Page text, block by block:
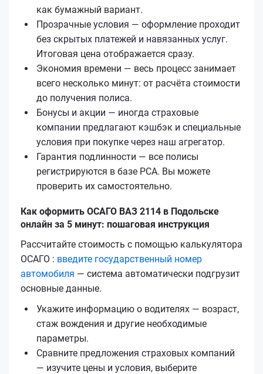
как бумажный вариант.
Прозрачные условия — оформление проходит
без скрытых платежей и навязанных услуг.
Итоговая цена отображается сразу.
Экономия времени — весь процесс занимает
всего несколько минут: от расчёта стоимости
до получения полиса.
Бонусы и акции — иногда страховые
компании предлагают кэшбэк и специальные
условия при покупке через наш агрегатор.
Гарантия подлинности — все полисы
регистрируются в базе РСА. Вы можете
проверить их самостоятельно.
Как оформить ОСАГО ВАЗ 2114 в Подольске
онлайн за 5 минут: пошаговая инструкция
Рассчитайте стоимость с помощью калькулятора
ОСАГО : введите государственный номер
автомобиля — система автоматически подгрузит
основные данные.
Укажите информацию о водителях — возраст,
стаж вождения и другие необходимые
параметры.
Сравните предложения страховых компаний
— изучите цены и условия, выберите